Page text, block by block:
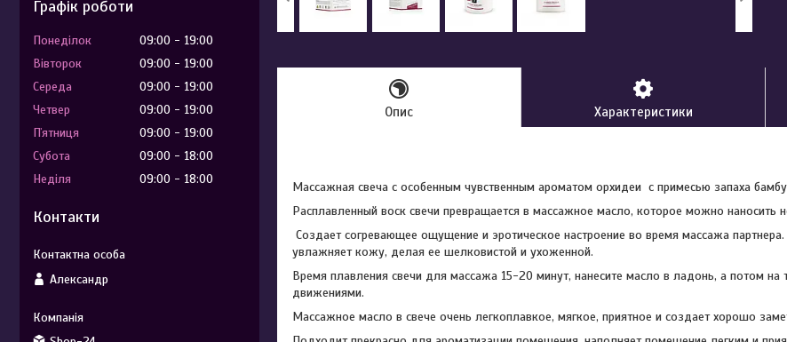
Опис Характеристики
Массажная свеча с особенным чувственным ароматом орхидеи с примесью запаха
Расплавленный воск свечи превращается в массажное масло, которое можно наносить
Создает согревающее ощущение и эротическое настроение во время массажа
увлажняет кожу, делая ее шелковистой и ухоженной.
Время плавления свечи для массажа 15-20 минут, нанесите масло в ладонь, а потом на
движениями.
Массажное масло в свече очень легкоплавкое, мягкое, приятное и создает хорошо
Графік роботи
Понеділок 09:00
19:00
Вівторок
09:00
19:00
Середа
09:00
19:00
Четвер
09:00
19:00
Пʼятниця
09:00
19:00
Субота
09:00
18:00
Неділя
09:00 18:00
Контакти
Александр